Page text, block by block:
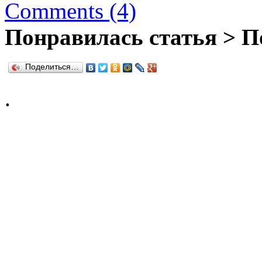
Comments (4)
Понравилась статья >
Поделиться…
.